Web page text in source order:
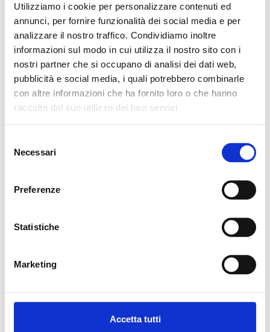
Utilizziamo i cookie per personalizzare contenuti ed
annunci, per fornire funzionalità dei social media e per
analizzare il nostro traffico. Condividiamo inoltre
informazioni sul modo in cui utilizza il nostro sito con i
nostri partner che si occupano di analisi dei dati web,
pubblicità e social media, i quali potrebbero combinarle
con altre informazioni che ha fornito loro o che hanno
raccolto dal suo utilizzo dei loro servizi.
delNecessari
Preferenze
Statistiche
Marketing
Accetta tutti
No properties found